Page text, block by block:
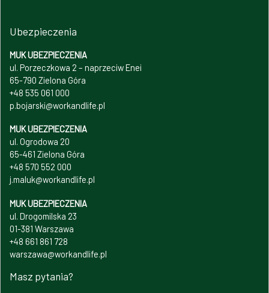
Ubezpieczenia
MUK UBEZPIECZENIA
ul. Porzeczkowa 2 – naprzeciw Enei
65-790 Zielona Góra
+48 535 061 000
p.bojarski@workandlife.pl
MUK UBEZPIECZENIA
ul. Ogrodowa 20
65-461 Zielona Góra
+48 570 552 000
j.maluk@workandlife.pl
MUK UBEZPIECZENIA
ul. Drogomilska 23
01-381 Warszawa
+48 661 861 728
warszawa@workandlife.pl
Masz pytania?